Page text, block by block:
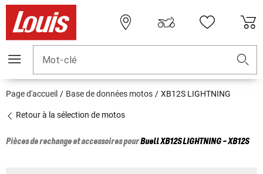
Mot-clé
Page d'accueil Base de données motos XB12S LIGHTNING
Retour à la sélection de motos
Pièces de rechange et accessoires pourBuellXB12S LIGHTNING - XB12S